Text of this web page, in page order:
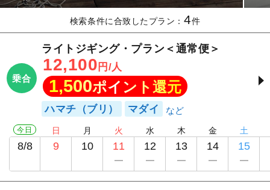
検索条件に合致したプラン：4件
乗合
ライトジギング・プラン＜通常便＞
12,100 円/人
1,500ポイント還元
ハマチ（ブリ） マダイ
今日
8/8
日
9
月
10
火
11
水
12
木
13
金
14
土
15